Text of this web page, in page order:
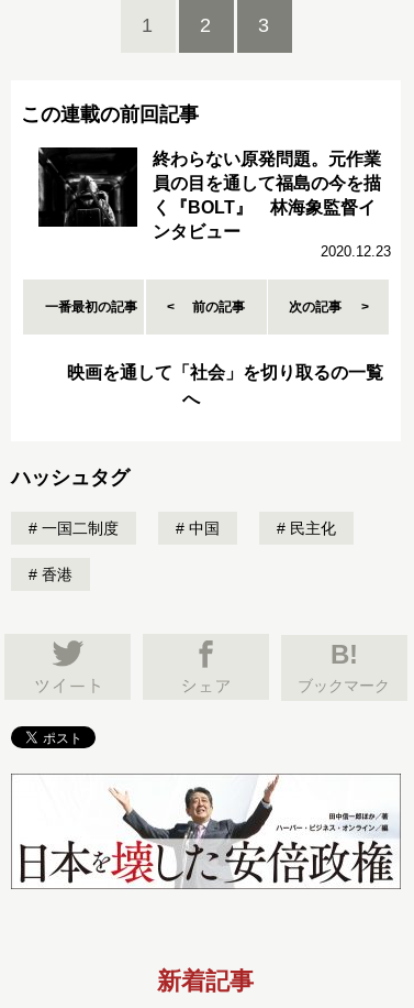
1 2 3
この連載の前回記事
終わらない原発問題。元作業
員の目を通して福島の今を描
く『BOLT』 林海象監督イ
ンタビュー
2020.12.23
一番最初の記事 前の記事 次の記事
映画を通して「社会」を切り取るの一覧
へ
ハッシュタグ
一国二制度 中国 民主化
香港
B!
ブックマーク
新着記事